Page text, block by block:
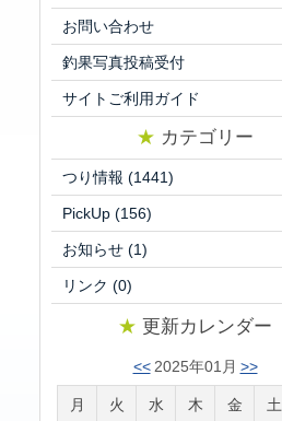
お問い合わせ
釣果写真投稿受付
サイトご利用ガイド
★ カテゴリー
つり情報 (1441)
PickUp (156)
お知らせ (1)
リンク (0)
★ 更新カレンダー
<< 2025年01月 >>
月 火 水 木 金 土